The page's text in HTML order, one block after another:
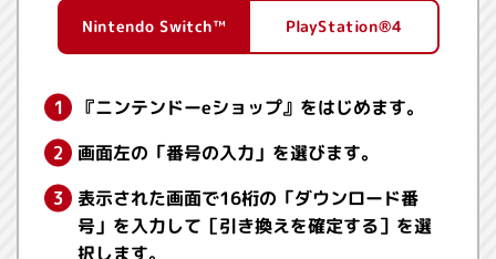
Nintendo Switch™ PlayStation®4
『ニンテンドーeショップ』をはじめます。
画面左の「番号の入力」を選びます。
表示された画面で16桁の「ダウンロード番
号」を入力して［引き換えを確定する］を選
択します。